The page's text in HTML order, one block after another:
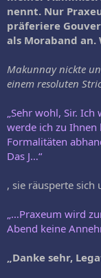
nennt. Nur
präferiere
als Moraband an.
Makunnay nickte
einem resoluten
„Sehr wohl, Sir.
werde ich zu
Formalitäten
Das J…“
, sie räusperte sich
„…Praxeum wird
Abend keine
„Danke sehr,